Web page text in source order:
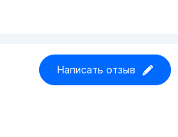
Написать отзыв